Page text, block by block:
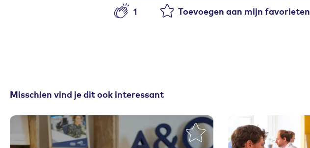
Aantal likes
1 Toevoegen aan mijn favorieten
Misschien vind je dit ook interessant